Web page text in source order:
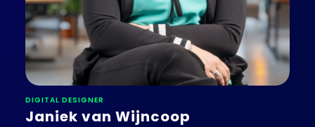
DIGITAL DESIGNER
Janiek van Wijncoop